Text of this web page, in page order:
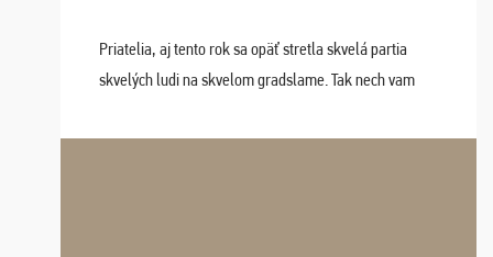
Priatelia, aj tento rok sa opäť stretla skvelá partia
skvelých ludi na skvelom gradslame. Tak nech vam
sa na budúci rok. Prajem vam este veľa ta ...